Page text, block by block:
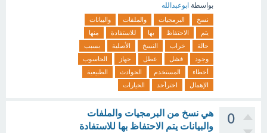
بواسطة ابوعبدالله
نسخ البرمجيات والملفات
والبيانات
يتم
الاحتفاظ بها للاستفادة
منها
حالة
خراب النسخ الأصلية
بسبب
وجود
فشل عطل جهاز
الحاسوب
أخطاء
المستخدم الحوادث
الطبيعية
الإهمال
اخترأحد الخيارات
0
هي نسخ من البرمجيات والملفات
والبيانات يتم الاحتفاظ بها للاستفادة